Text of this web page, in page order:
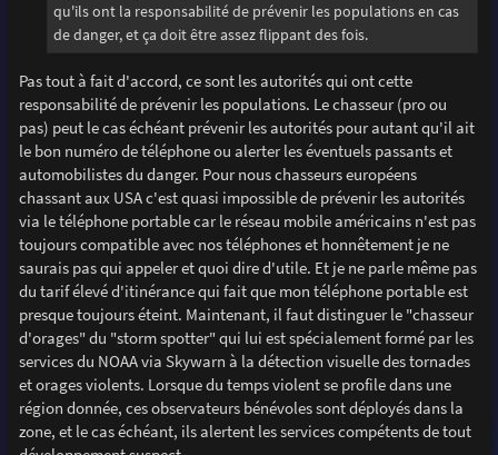
qu'ils ont la responsabilité de prévenir les populations en cas
de danger, et ça doit être assez flippant des fois.
Pas tout à fait d'accord, ce sont les autorités qui ont cette
responsabilité de prévenir les populations. Le chasseur (pro ou
pas) peut le cas échéant prévenir les autorités pour autant qu'il ait
le bon numéro de téléphone ou alerter les éventuels passants et
automobilistes du danger. Pour nous chasseurs européens
chassant aux USA c'est quasi impossible de prévenir les autorités
via le téléphone portable car le réseau mobile américains n'est pas
toujours compatible avec nos téléphones et honnêtement je ne
saurais pas qui appeler et quoi dire d'utile. Et je ne parle même pas
du tarif élevé d'itinérance qui fait que mon téléphone portable est
presque toujours éteint. Maintenant, il faut distinguer le "chasseur
d'orages" du "storm spotter" qui lui est spécialement formé par les
services du NOAA via Skywarn à la détection visuelle des tornades
et orages violents. Lorsque du temps violent se profile dans une
région donnée, ces observateurs bénévoles sont déployés dans la
zone, et le cas échéant, ils alertent les services compétents de tout